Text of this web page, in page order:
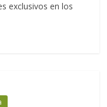
exclusivos en los